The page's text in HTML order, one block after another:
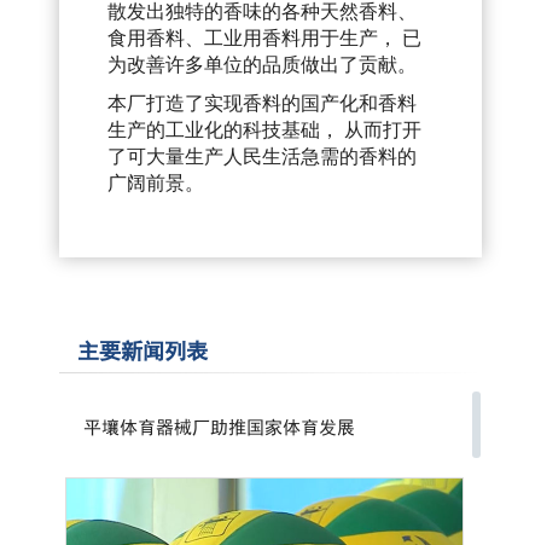
散发出独特的香味的各种天然香料、
食用香料、工业用香料用于生产， 已
为改善许多单位的品质做出了贡献。
本厂打造了实现香料的国产化和香料
生产的工业化的科技基础， 从而打开
了可大量生产人民生活急需的香料的
广阔前景。
主要新闻列表
平壤体育器械厂助推国家体育发展